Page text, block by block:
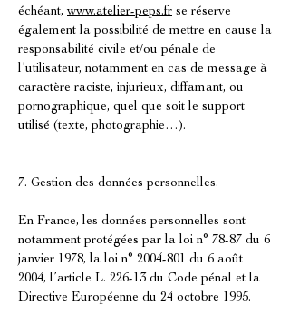
échéant, www.atelier-peps.fr se réserve
également la possibilité de mettre en cause la
responsabilité civile et/ou pénale de
l’utilisateur, notamment en cas de message à
caractère raciste, injurieux, diffamant, ou
pornographique, quel que soit le support
utilisé (texte, photographie…).
7. Gestion des données personnelles.
En France, les données personnelles sont
notamment protégées par la loi n° 78-87 du 6
janvier 1978, la loi n° 2004-801 du 6 août
2004, l’article L. 226-13 du Code pénal et la
Directive Européenne du 24 octobre 1995.